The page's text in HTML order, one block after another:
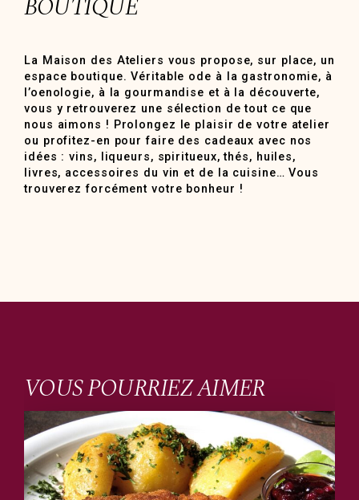
BOUTIQUE
La Maison des Ateliers vous propose, sur place, un
espace boutique. Véritable ode à la gastronomie, à
l’oenologie, à la gourmandise et à la découverte,
vous y retrouverez une sélection de tout ce que
nous aimons ! Prolongez le plaisir de votre atelier
ou profitez-en pour faire des cadeaux avec nos
idées : vins, liqueurs, spiritueux, thés, huiles,
livres, accessoires du vin et de la cuisine… Vous
trouverez forcément votre bonheur !
VOUS POURRIEZ AIMER